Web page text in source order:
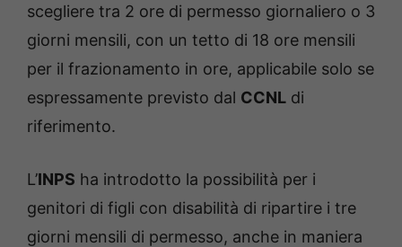
scegliere tra 2 ore di permesso giornaliero o 3
giorni mensili, con un tetto di 18 ore mensili
per il frazionamento in ore, applicabile solo se
espressamente previsto dal CCNL di
riferimento.
L’INPS ha introdotto la possibilità per i
genitori di figli con disabilità di ripartire i tre
giorni mensili di permesso, anche in maniera